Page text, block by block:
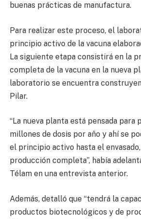
buenas prácticas de manufactura.
Para realizar este proceso, el
principio activo de la vacuna
La siguiente etapa consistirá en la
completa de la vacuna en la nueva
laboratorio se encuentra
Pilar.
“La nueva planta está pensada para
millones de dosis por año y ahí se
el principio activo hasta el
producción completa”, había
Télam en una entrevista anterior.
Además, detalló que “tendrá la
productos biotecnológicos y de